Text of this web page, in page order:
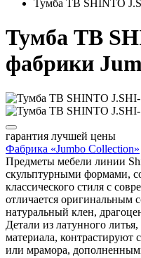
Тумба ТВ SHINTO
Тумба ТВ
фабрики
гарантия лучшей цены
Фабрика «Jumbo Collection»
Предметы мебели линии
скульптурными формами,
классического стиля с
отличается оригинальным
натуральный клен,
Детали из латунного
материала, контрастируют
или мрамора,